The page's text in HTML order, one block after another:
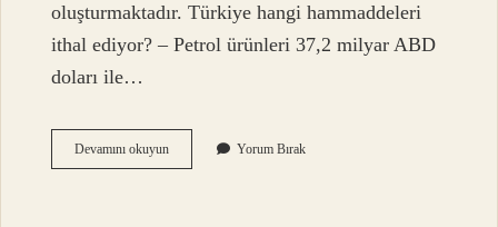
oluşturmaktadır. Türkiye hangi hammaddeleri
ithal ediyor? – Petrol ürünleri 37,2 milyar ABD
doları ile…
Devamını okuyunTürkiye
Hangi
Yorum Bırak